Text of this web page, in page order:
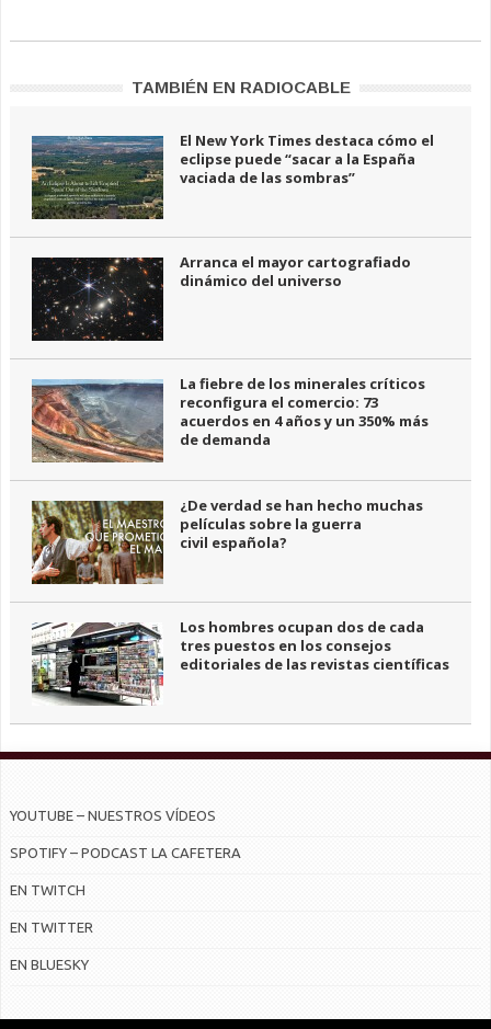
TAMBIÉN EN RADIOCABLE
El New York Times destaca cómo el
eclipse puede “sacar a la España
vaciada de las sombras”
Arranca el mayor cartografiado
dinámico del universo
La fiebre de los minerales críticos
reconfigura el comercio: 73
acuerdos en 4 años y un 350% más
de demanda
¿De verdad se han hecho muchas
películas sobre la guerra
civil española?
Los hombres ocupan dos de cada
tres puestos en los consejos
editoriales de las revistas científicas
YOUTUBE – NUESTROS VÍDEOS
SPOTIFY – PODCAST LA CAFETERA
EN TWITCH
EN TWITTER
EN BLUESKY